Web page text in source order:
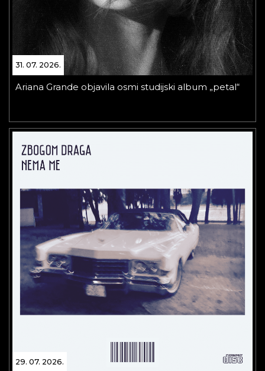
31. 07. 2026.
Ariana Grande objavila osmi studijski album „petal“
29. 07. 2026.